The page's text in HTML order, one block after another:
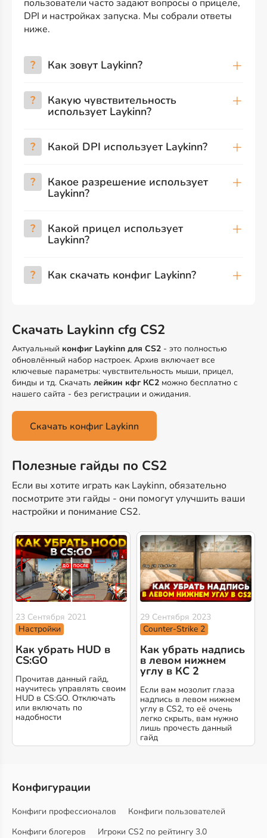
пользователи часто задают вопросы о прицеле,
DPI и настройках запуска. Мы собрали ответы
ниже.
? Как зовут Laykinn?
? Какую чувствительность
использует Laykinn?
? Какой DPI использует Laykinn?
? Какое разрешение использует
Laykinn?
? Какой прицел использует
Laykinn?
? Как скачать конфиг Laykinn?
Скачать Laykinn cfg CS2
Актуальный конфиг Laykinn для CS2 - это полностью
обновлённый набор настроек. Архив включает все
ключевые параметры: чувствительность мыши, прицел,
бинды и тд. Скачать лейкин кфг КС2 можно бесплатно с
нашего сайта - без регистрации и ожидания.
Скачать конфиг Laykinn
Полезные гайды по CS2
Если вы хотите играть как Laykinn, обязательно
посмотрите эти гайды - они помогут улучшить ваши
настройки и понимание CS2.
23 Сентября 2021
Настройки
Как убрать HUD в
CS:GO
Прочитав данный гайд,
научитесь управлять своим
HUD в CS:GO. Отключать
или включать по
надобности
29 Сентября 2023
Counter-Strike 2
Как убрать надпись
в левом нижнем
углу в КС 2
Если вам мозолит глаза
надпись в левом нижнем
углу в CS2, то её очень
легко скрыть, вам нужно
лишь прочесть данный
гайд
Конфигурации
Конфиги профессионалов
Конфиги пользователей
Конфиги блогеров
Игроки CS2 по рейтингу 3.0